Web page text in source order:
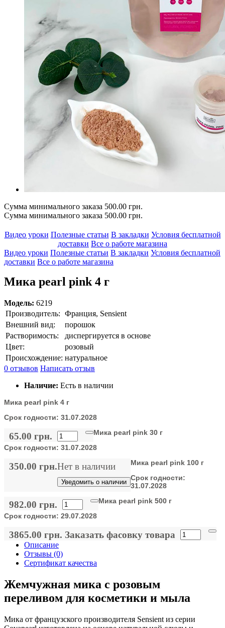
Сумма минимального заказа 500.00 грн.
Сумма минимального заказа 500.00 грн.
Видео уроки Полезные статьи В закладки Условия бесплатной
доставки Все о работе магазина
Видео уроки Полезные статьи В закладки Условия бесплатной
доставки Все о работе магазина
Мика pearl pink 4 г
Модель: 6219
Производитель: Франция, Sensient
Внешний вид:
порошок
Растворимость:
диспергируется в основе
Цвет:
розовый
Происхождение: натуральное
0 отзывов Написать отзыв
Наличие: Есть в наличии
Мика pearl pink 4 г
Срок годности: 31.07.2028
65.00 грн.
Мика pearl pink 30 г
Срок годности: 31.07.2028
350.00 грн.Нет в наличии
Уведомить о наличии
Мика pearl pink 100 г
Срок годности:
31.07.2028
982.00 грн.
Мика pearl pink 500 г
Срок годности: 29.07.2028
3865.00 грн. Заказать фасовку товара
Описание
Отзывы (0)
Сертификат качества
Жемчужная мика с розовым
переливом для косметики и мыла
Мика от французского производителя Sensient из серии